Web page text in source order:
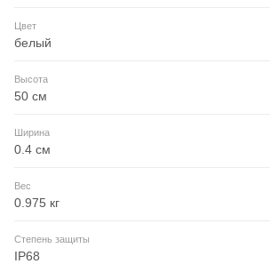
Цвет
белый
Высота
50 см
Ширина
0.4 см
Вес
0.975 кг
Степень защиты
IP68